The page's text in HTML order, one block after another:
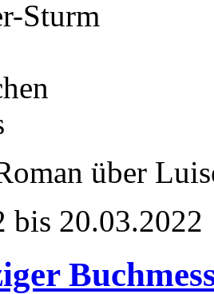
über
bis 20.03.2022